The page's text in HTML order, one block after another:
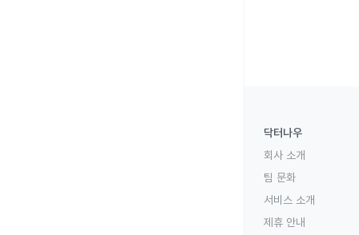
닥터나우
회사 소개
팀 문화
서비스 소개
제휴 안내